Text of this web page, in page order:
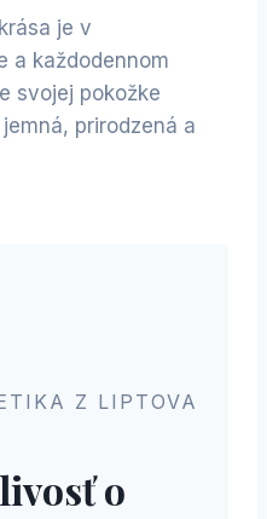
je v
a každodennom
svojej pokožke
prirodzená a
Z LIPTOVA
o